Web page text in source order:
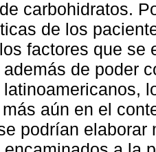
carbohidratos.
de los
factores que se
de poder
aún en el
podrían